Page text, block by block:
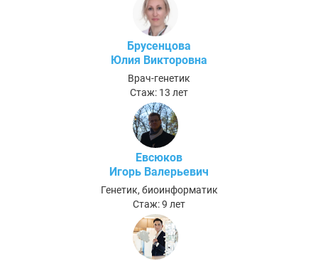
Брусенцова
Юлия Викторовна
Врач-генетик
Стаж: 13 лет
Евсюков
Игорь Валерьевич
Генетик, биоинформатик
Стаж: 9 лет